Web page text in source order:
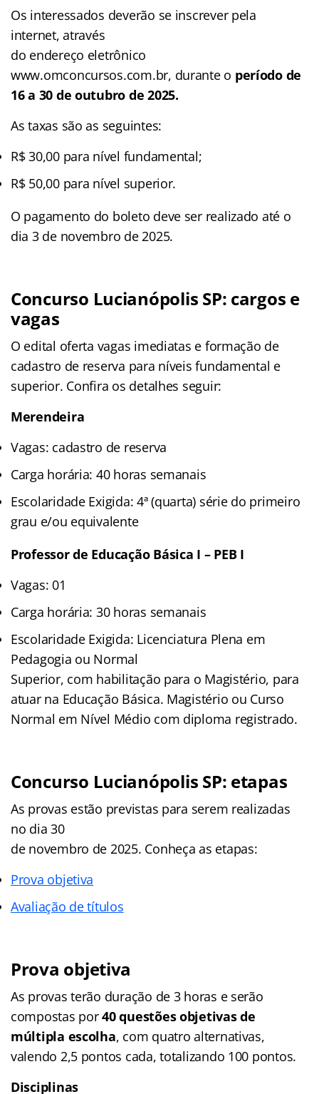
Os interessados deverão se inscrever pela
internet, através
do endereço eletrônico
www.omconcursos.com.br, durante o período de
16 a 30 de outubro de 2025.
As taxas são as seguintes:
R$ 30,00 para nível fundamental;
R$ 50,00 para nível superior.
O pagamento do boleto deve ser realizado até o
dia 3 de novembro de 2025.
Concurso Lucianópolis SP: cargos e
vagas
O edital oferta vagas imediatas e formação de
cadastro de reserva para níveis fundamental e
superior. Confira os detalhes seguir:
Merendeira
Vagas: cadastro de reserva
Carga horária: 40 horas semanais
Escolaridade Exigida: 4ª (quarta) série do primeiro
grau e/ou equivalente
Professor de Educação Básica I – PEB I
Vagas: 01
Carga horária: 30 horas semanais
Escolaridade Exigida: Licenciatura Plena em
Pedagogia ou Normal
Superior, com habilitação para o Magistério, para
atuar na Educação Básica. Magistério ou Curso
Normal em Nível Médio com diploma registrado.
Concurso Lucianópolis SP: etapas
As provas estão previstas para serem realizadas
no dia 30
de novembro de 2025. Conheça as etapas:
Prova objetiva
Avaliação de títulos
Prova objetiva
As provas terão duração de 3 horas e serão
compostas por40 questões objetivas de
múltipla escolha, com quatro alternativas,
valendo 2,5 pontos cada, totalizando 100 pontos.
Disciplinas